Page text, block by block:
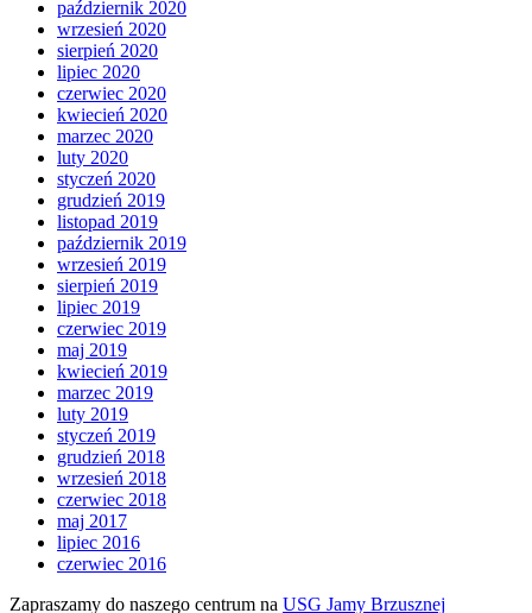
październik 2020
wrzesień 2020
sierpień 2020
lipiec 2020
czerwiec 2020
kwiecień 2020
marzec 2020
luty 2020
styczeń 2020
grudzień 2019
listopad 2019
październik 2019
wrzesień 2019
sierpień 2019
lipiec 2019
czerwiec 2019
maj 2019
kwiecień 2019
marzec 2019
luty 2019
styczeń 2019
grudzień 2018
wrzesień 2018
czerwiec 2018
maj 2017
lipiec 2016
czerwiec 2016
Zapraszamy do naszego centrum na USG Jamy Brzusznej